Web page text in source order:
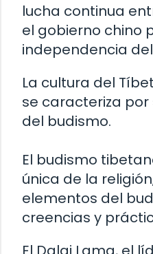
lucha continua
el gobierno chino
independencia
La cultura del
se caracteriza por
del budismo.
El budismo
única de la
elementos del
creencias y